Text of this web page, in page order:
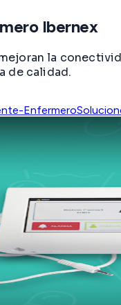
Ibernex
la
de calidad.
Enfermero